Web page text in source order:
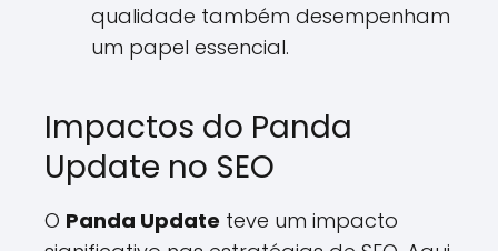
qualidade também desempenham
um papel essencial.
Impactos do Panda
Update no SEO
O Panda Update teve um impacto